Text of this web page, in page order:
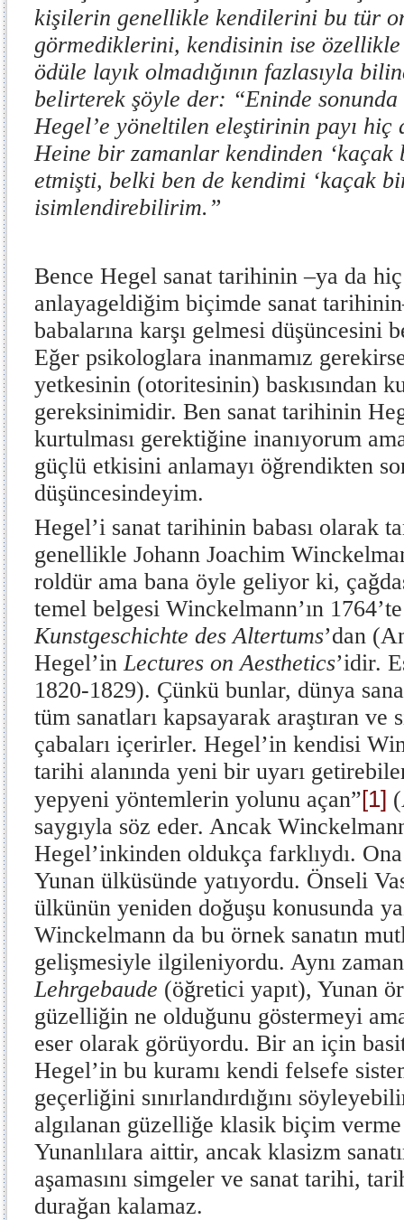
kişilerin genellikle kendilerini bu tür
görmediklerini, kendisinin ise
ödüle layık olmadığının fazlasıyla
belirterek şöyle der: “Eninde sonunda
Hegel’e yöneltilen eleştirinin payı
Heine bir zamanlar kendinden ‘kaçak
etmişti, belki ben de kendimi ‘kaçak
isimlendirebilirim.”
Bence Hegel sanat tarihinin –ya da
anlayageldiğim biçimde sanat
babalarına karşı gelmesi düşüncesini
Eğer psikologlara inanmamız
yetkesinin (otoritesinin) baskısından
gereksinimidir. Ben sanat tarihinin
kurtulması gerektiğine inanıyorum
güçlü etkisini anlamayı öğrendikten
düşüncesindeyim.
Hegel’i sanat tarihinin babası olarak
genellikle Johann Joachim
roldür ama bana öyle geliyor ki,
temel belgesi Winckelmann’ın 1764’te
Kunstgeschichte des Altertums’dan
Hegel’inLectures on Aesthetics’idir.
1820-1829). Çünkü bunlar, dünya
tüm sanatları kapsayarak araştıran ve
çabaları içerirler. Hegel’in kendisi
tarihi alanında yeni bir uyarı
yepyeni yöntemlerin yolunu açan”[1]
saygıyla söz eder. Ancak
Hegel’inkinden oldukça farklıydı.
Yunan ülküsünde yatıyordu. Önseli
ülkünün yeniden doğuşu konusunda
Winckelmann da bu örnek sanatın
gelişmesiyle ilgileniyordu. Aynı
Lehrgebaude (öğretici yapıt), Yunan
güzelliğin ne olduğunu göstermeyi
eser olarak görüyordu. Bir an için
Hegel’in bu kuramı kendi felsefe
geçerliğini sınırlandırdığını
algılanan güzelliğe klasik biçim verme
Yunanlılara aittir, ancak klasizm
aşamasını simgeler ve sanat tarihi,
durağan kalamaz.